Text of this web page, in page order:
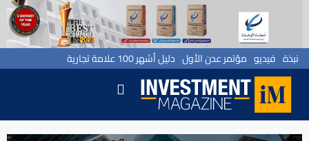
نبذة فيديو مؤتمر عدن الأول دليل أشهر 100 علامة تجارية